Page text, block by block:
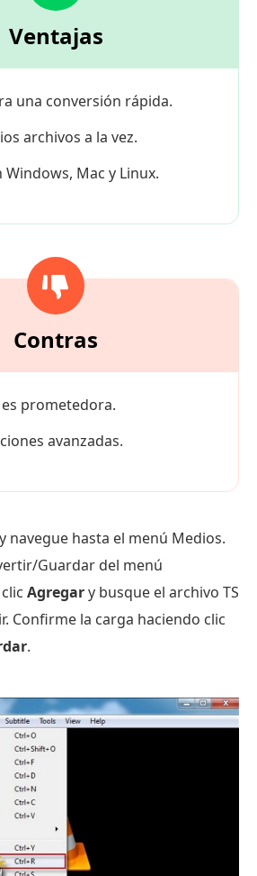
Ventajas
una conversión rápida.
archivos a la vez.
Mac y Linux.
Contras
prometedora.
avanzadas.
navegue hasta el menú Medios.
Guardar del menú
Agregary busque el archivo TS
Confirme la carga haciendo clic
.